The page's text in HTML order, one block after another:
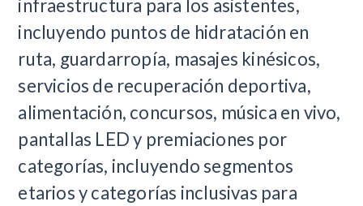
infraestructura para los asistentes,
incluyendo puntos de hidratación en
ruta, guardarropía, masajes kinésicos,
servicios de recuperación deportiva,
alimentación, concursos, música en vivo,
pantallas LED y premiaciones por
categorías, incluyendo segmentos
etarios y categorías inclusivas para